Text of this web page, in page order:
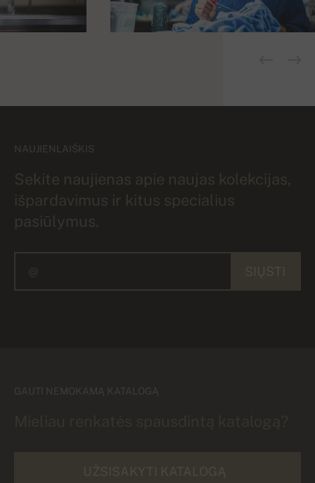
NAUJIENLAIŠKIS
Sekite naujienas apie naujas kolekcijas,
išpardavimus ir kitus specialius
pasiūlymus.
GAUTI NEMOKAMĄ KATALOGĄ